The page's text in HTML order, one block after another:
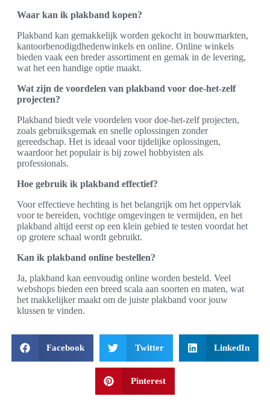
Waar kan ik plakband kopen?
Plakband kan gemakkelijk worden gekocht in bouwmarkten,
kantoorbenodigdhedenwinkels en online. Online winkels
bieden vaak een breder assortiment en gemak in de levering,
wat het een handige optie maakt.
Wat zijn de voordelen van plakband voor doe-het-zelf
projecten?
Plakband biedt vele voordelen voor doe-het-zelf projecten,
zoals gebruiksgemak en snelle oplossingen zonder
gereedschap. Het is ideaal voor tijdelijke oplossingen,
waardoor het populair is bij zowel hobbyisten als
professionals.
Hoe gebruik ik plakband effectief?
Voor effectieve hechting is het belangrijk om het oppervlak
voor te bereiden, vochtige omgevingen te vermijden, en het
plakband altijd eerst op een klein gebied te testen voordat het
op grotere schaal wordt gebruikt.
Kan ik plakband online bestellen?
Ja, plakband kan eenvoudig online worden besteld. Veel
webshops bieden een breed scala aan soorten en maten, wat
het makkelijker maakt om de juiste plakband voor jouw
klussen te vinden.
Facebook Twitter LinkedIn
Pinterest